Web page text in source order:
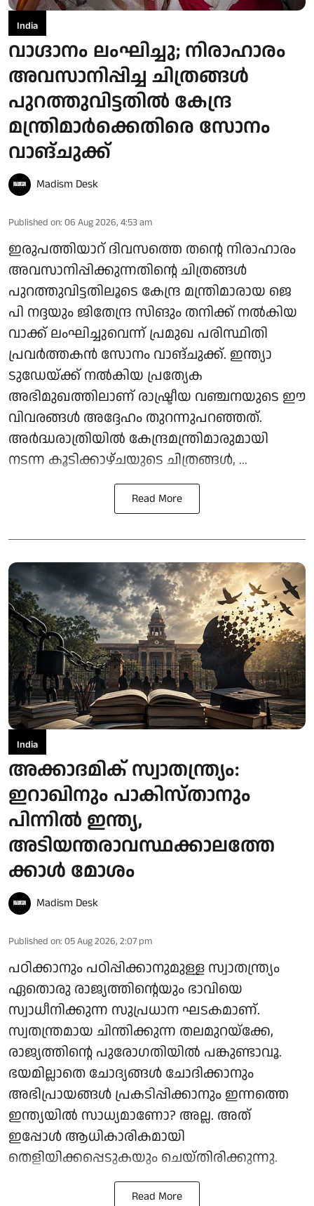
India
വാഗ്ദാനം ലംഘിച്ചു; നിരാഹാരം
അവസാനിപ്പിച്ച ചിത്രങ്ങൾ
പുറത്തുവിട്ടതിൽ കേന്ദ്ര
മന്ത്രിമാർക്കെതിരെ സോനം
വാങ്ചുക്ക്
Madism Desk
Published on: 06 Aug 2026, 4:53 am
ഇരുപത്തിയാറ് ദിവസത്തെ തന്റെ നിരാഹാരം
അവസാനിപ്പിക്കുന്നതിന്റെ ചിത്രങ്ങൾ
പുറത്തുവിട്ടതിലൂടെ കേന്ദ്ര മന്ത്രിമാരായ ജെ
പി നദ്ദയും ജിതേന്ദ്ര സിങും തനിക്ക് നൽകിയ
വാക്ക് ലംഘിച്ചുവെന്ന് പ്രമുഖ പരിസ്ഥിതി
പ്രവർത്തകൻ സോനം വാങ്ചുക്ക്. ഇന്ത്യാ
ടുഡേയ്ക്ക് നൽകിയ പ്രത്യേക
അഭിമുഖത്തിലാണ് രാഷ്ട്രീയ വഞ്ചനയുടെ ഈ
വിവരങ്ങൾ അദ്ദേഹം തുറന്നുപറഞ്ഞത്.
അർദ്ധരാത്രിയിൽ കേന്ദ്രമന്ത്രിമാരുമായി
നടന്ന കൂടിക്കാഴ്ചയുടെ ചിത്രങ്ങൾ, ...
Read More
India
അക്കാദമിക് സ്വാതന്ത്യ്രം:
ഇറാഖിനും പാകിസ്താനും
പിന്നിൽ ഇന്ത്യ,
അടിയന്തരാവസ്ഥക്കാലത്തേ
ക്കാൾ മോശം
Madism Desk
Published on: 05 Aug 2026, 2:07 pm
പഠിക്കാനും പഠിപ്പിക്കാനുമുള്ള സ്വാതന്ത്ര്യം
ഏതൊരു രാജ്യത്തിന്റെയും ഭാവിയെ
സ്വാധീനിക്കുന്ന സുപ്രധാന ഘടകമാണ്.
സ്വതന്ത്രമായ ചിന്തിക്കുന്ന തലമുറയ്ക്കേ,
രാജ്യത്തിന്റെ പുരോഗതിയിൽ പങ്കുണ്ടാവൂ.
ഭയമില്ലാതെ ചോദ്യങ്ങൾ ചോദിക്കാനും
അഭിപ്രായങ്ങൾ പ്രകടിപ്പിക്കാനും ഇന്നത്തെ
ഇന്ത്യയിൽ സാധ്യമാണോ? അല്ല. അത്
ഇപ്പോൾ ആധികാരികമായി
തെളിയിക്കപ്പെടുകയും ചെയ്തിരിക്കുന്നു.
Read More